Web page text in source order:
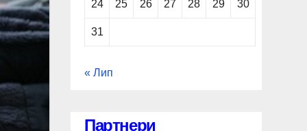
24 25 26 27 28 29 30
31
« Лип
Партнери